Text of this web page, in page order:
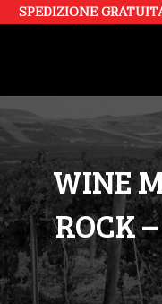
SPEDIZIONE
WINE
ROCK